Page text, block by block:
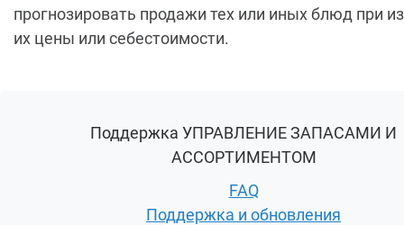
прогнозировать продажи тех или иных блюд при
их цены или себестоимости.
Поддержка УПРАВЛЕНИЕ ЗАПАСАМИ И
АССОРТИМЕНТОМ
FAQ
Поддержка и обновления